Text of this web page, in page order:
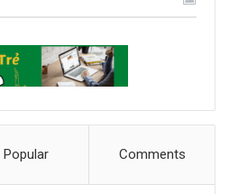
Popular Comments